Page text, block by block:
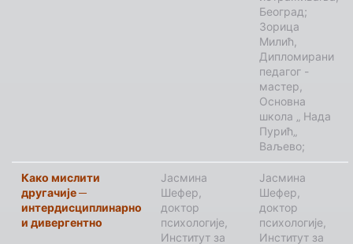
Београд;
Зорица
Милић,
Дипломирани
педагог -
мастер,
Основна
школа „ Нада
Пурић„
Ваљево;
Како мислити
другачије ─
интердисциплинарно
и дивергентно
Јасмина
Шефер,
доктор
психологије,
Институт за
Јасмина
Шефер,
доктор
психологије,
Институт за